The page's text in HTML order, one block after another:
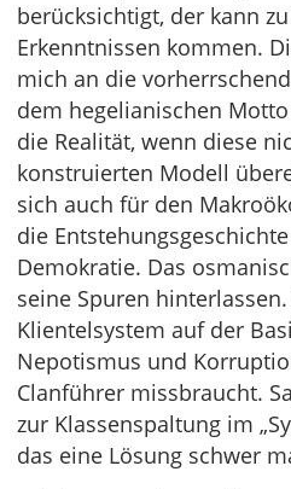
berücksichtigt, der kann
Erkenntnissen kommen.
mich an die
dem hegelianischen
die Realität, wenn diese
konstruierten Modell
sich auch für den
die
Demokratie. Das
seine Spuren
Klientelsystem auf der
Nepotismus und
Clanführer missbraucht.
zur Klassenspaltung im
das eine Lösung schwer